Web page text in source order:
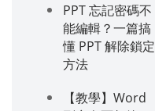
PPT 忘記密碼不
能編輯？一篇搞
懂 PPT 解除鎖定
方法
【教學】Word